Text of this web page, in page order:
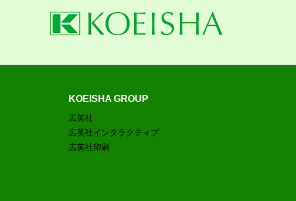
KOEISHA GROUP
広英社
広英社インタラクティブ
広英社印刷